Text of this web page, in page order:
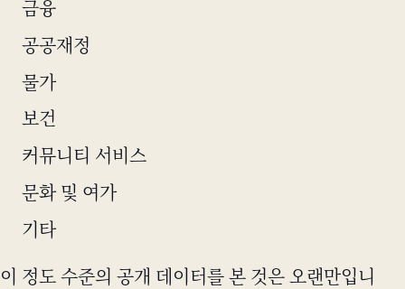
금융
공공재정
물가
보건
커뮤니티 서비스
문화 및 여가
기타
이 정도 수준의 공개 데이터를 본 것은 오랜만입니